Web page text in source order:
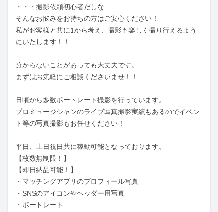
・・・撮影依頼初心者だしな
そんなお悩みをお持ちの方はご安心ください！
私がお客様と共に1から考え、撮影も楽しく撮り行えるよう
にいたします！！
分からないことがあっても大丈夫です。
まずはお気軽にご相談くださいませ！！
日頃から多数ポートレート撮影を行っています。
プロミュージシャンのライブ写真撮影実績もあるのでイベン
ト等の写真撮影もお任せください！
平日、土日祝日共に稼動可能となっております。
【枚数無制限！】
【即日納品可能！】
・マッチングアプリのプロフィール写真
・SNSのアイコンやヘッダー用写真
・ポートレート